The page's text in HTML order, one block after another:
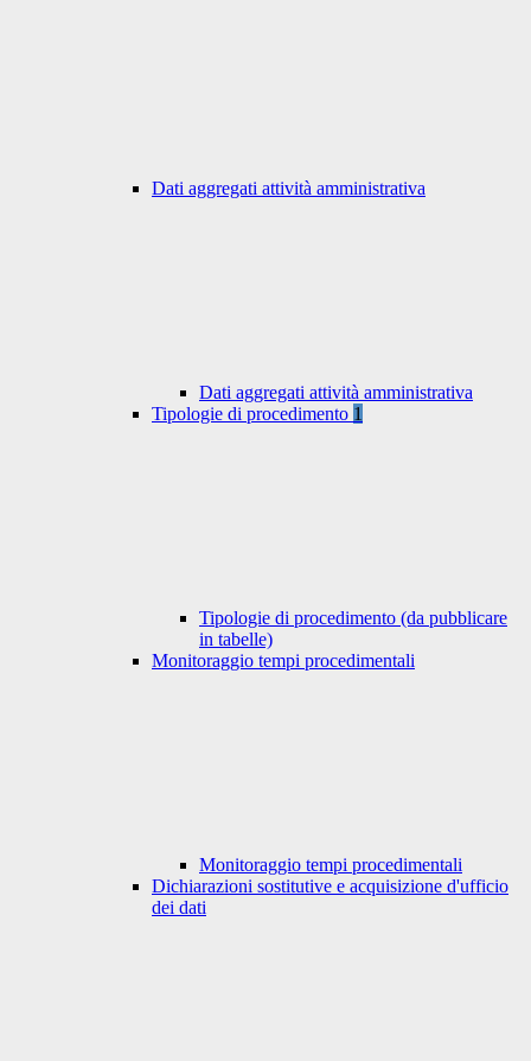
Dati aggregati attività amministrativa
Dati aggregati attività amministrativa
Tipologie di procedimento 1
Tipologie di procedimento (da pubblicare
in tabelle)
Monitoraggio tempi procedimentali
Monitoraggio tempi procedimentali
Dichiarazioni sostitutive e acquisizione d'ufficio
dei dati